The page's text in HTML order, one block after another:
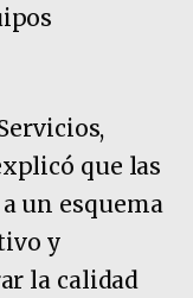
que las
un esquema
y
la calidad